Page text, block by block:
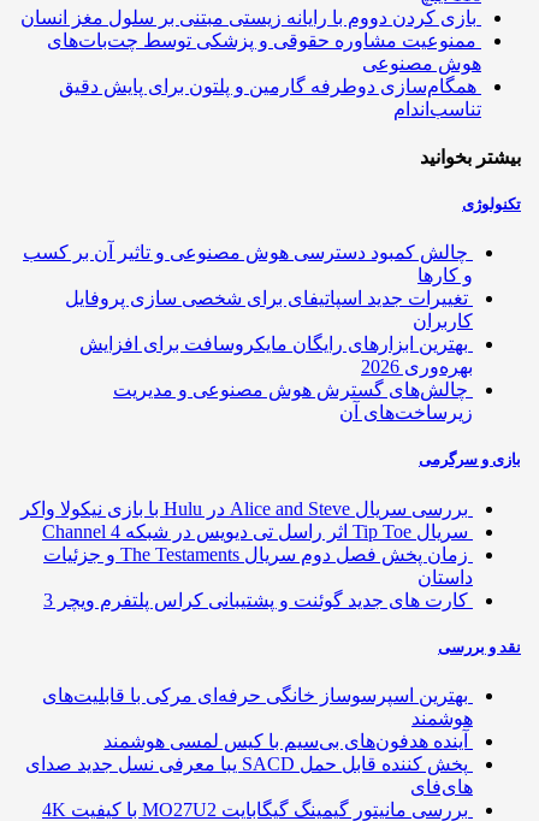
بازی کردن دووم با رایانه زیستی مبتنی بر سلول مغز انسان
ممنوعیت مشاوره حقوقی و پزشکی توسط چت‌بات‌های
هوش مصنوعی
همگام‌سازی دوطرفه گارمین و پلتون برای پایش دقیق
تناسب‌اندام
بخوانید
چالش کمبود دسترسی هوش مصنوعی و تاثیر آن بر کسب
و کارها
تغییرات جدید اسپاتیفای برای شخصی سازی پروفایل
کاربران
بهترین ابزارهای رایگان مایکروسافت برای افزایش
بهره‌وری 2026
چالش‌های گسترش هوش مصنوعی و مدیریت
زیرساخت‌های آن
و سرگرمی
بررسی سریال Alice and Steve در Hulu با بازی نیکولا واکر
سریال Tip Toe اثر راسل تی دیویس در شبکه Channel 4
زمان پخش فصل دوم سریال The Testaments و جزئیات
داستان
کارت های جدید گوئنت و پشتیبانی کراس پلتفرم ویچر 3
و بررسی
بهترین اسپرسوساز خانگی حرفه‌ای مرکی با قابلیت‌های
هوشمند
آینده هدفون‌های بی‌سیم با کیس لمسی هوشمند
پخش کننده قابل حمل SACD یبا معرفی نسل جدید صدای
های‌فای
بررسی مانیتور گیمینگ گیگابایت MO27U2 با کیفیت 4K